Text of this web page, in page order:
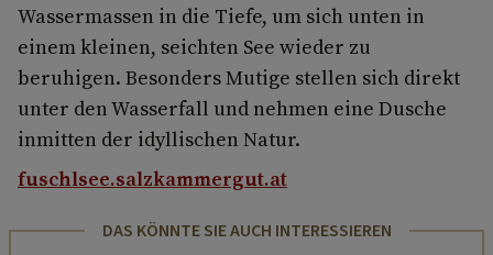
Wassermassen in die Tiefe, um sich unten in
einem kleinen, seichten See wieder zu
beruhigen. Besonders Mutige stellen sich direkt
unter den Wasserfall und nehmen eine Dusche
inmitten der idyllischen Natur.
fuschlsee.salzkammergut.at
DAS KÖNNTE SIE AUCH INTERESSIEREN